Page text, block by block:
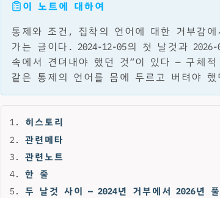
이 노트에 대하여
통제와 조건, 집착의 언어에 대한 거부감
가는 글이다. 2024-12-05의 첫 날것과
속에서 견뎌내야 했던 것”이 있다 — 구체
같은 통제의 언어를 몸에 두르고 버텨야
히스토리
관련메타
관련노트
한 줄
두 날것 사이 — 2024년 거부에서 2026년 풀